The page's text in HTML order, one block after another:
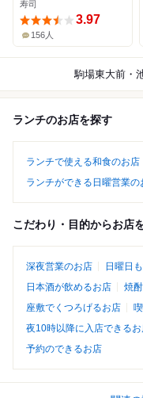
寿司
3.97
156人
駒場東大前・
ランチのお店を探す
ランチで使える和食のお店
ランチができる日曜営業の
こだわり・目的からお店
深夜営業のお店 日曜日
日本酒が飲めるお店
焼
座敷でくつろげるお店
夜10時以降に入店できる
予約のできるお店